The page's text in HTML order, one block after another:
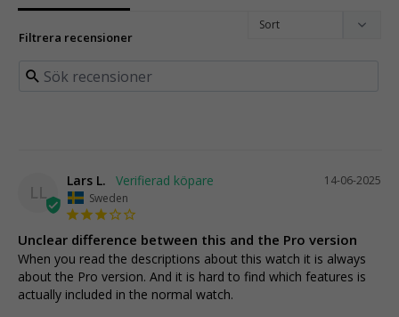
Filtrera recensioner
14-06-2025
Lars L.
Sweden
Unclear difference between this and the Pro version
When you read the descriptions about this watch it is always
about the Pro version. And it is hard to find which features is
actually included in the normal watch.